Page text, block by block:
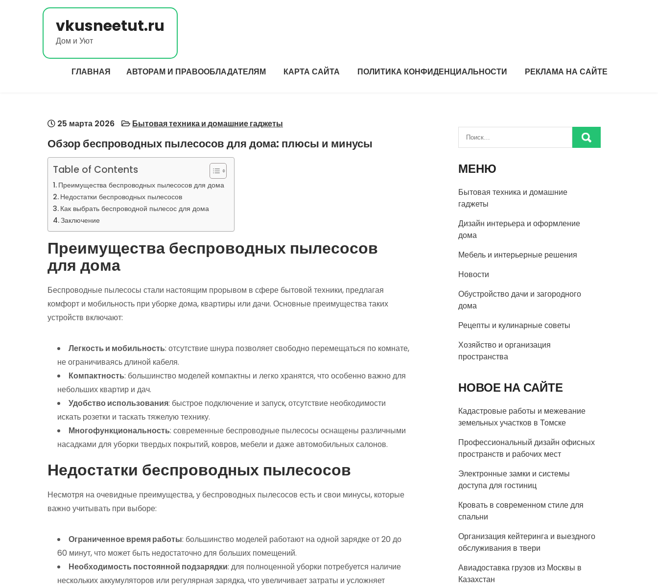
vkusneetut.ru
Дом и Уют
ГЛАВНАЯ АВТОРАМ И ПРАВООБЛАДАТЕЛЯМ КАРТА САЙТА ПОЛИТИКА КОНФИДЕНЦИАЛЬНОСТИ РЕКЛАМА НА САЙТЕ
25 марта 2026 Бытовая техника и домашние гаджеты
Обзор беспроводных пылесосов для дома: плюсы и минусы
Table of Contents
Преимущества беспроводных пылесосов для дома
Недостатки беспроводных пылесосов
Как выбрать беспроводной пылесос для дома
Заключение
Преимущества беспроводных пылесосов
для дома
Беспроводные пылесосы стали настоящим прорывом в сфере бытовой техники, предлагая
комфорт и мобильность при уборке дома, квартиры или дачи. Основные преимущества таких
устройств включают:
Легкость и мобильность: отсутствие шнура позволяет свободно перемещаться по комнате,
не ограничиваясь длиной кабеля.
Компактность: большинство моделей компактны и легко хранятся, что особенно важно для
небольших квартир и дач.
Удобство использования: быстрое подключение и запуск, отсутствие необходимости
искать розетки и таскать тяжелую технику.
Многофункциональность: современные беспроводные пылесосы оснащены различными
насадками для уборки твердых покрытий, ковров, мебели и даже автомобильных салонов.
Недостатки беспроводных пылесосов
Несмотря на очевидные преимущества, у беспроводных пылесосов есть и свои минусы, которые
важно учитывать при выборе:
Ограниченное время работы: большинство моделей работают на одной зарядке от 20 до
60 минут, что может быть недостаточно для больших помещений.
Необходимость постоянной подзарядки: для полноценной уборки потребуется наличие
нескольких аккумуляторов или регулярная зарядка, что увеличивает затраты и усложняет
МЕНЮ
Бытовая техника и домашние
гаджеты
Дизайн интерьера и оформление
дома
Мебель и интерьерные решения
Новости
Обустройство дачи и загородного
дома
Рецепты и кулинарные советы
Хозяйство и организация
пространства
НОВОЕ НА САЙТЕ
Кадастровые работы и межевание
земельных участков в Томске
Профессиональный дизайн офисных
пространств и рабочих мест
Электронные замки и системы
доступа для гостиниц
Кровать в современном стиле для
спальни
Организация кейтеринга и выездного
обслуживания в твери
Авиадоставка грузов из Москвы в
Казахстан